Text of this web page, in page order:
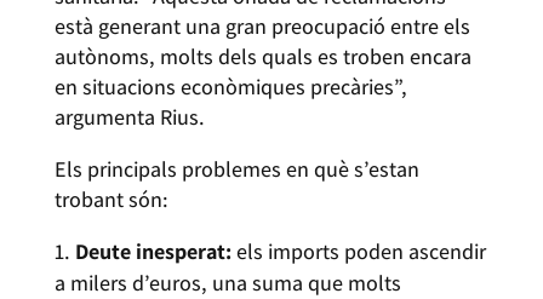
està generant una gran preocupació entre els
autònoms, molts dels quals es troben encara
en situacions econòmiques precàries”,
argumenta Rius.
Els principals problemes en què s’estan
trobant són:
Deute inesperat: els imports poden ascendir
a milers d’euros, una suma que molts